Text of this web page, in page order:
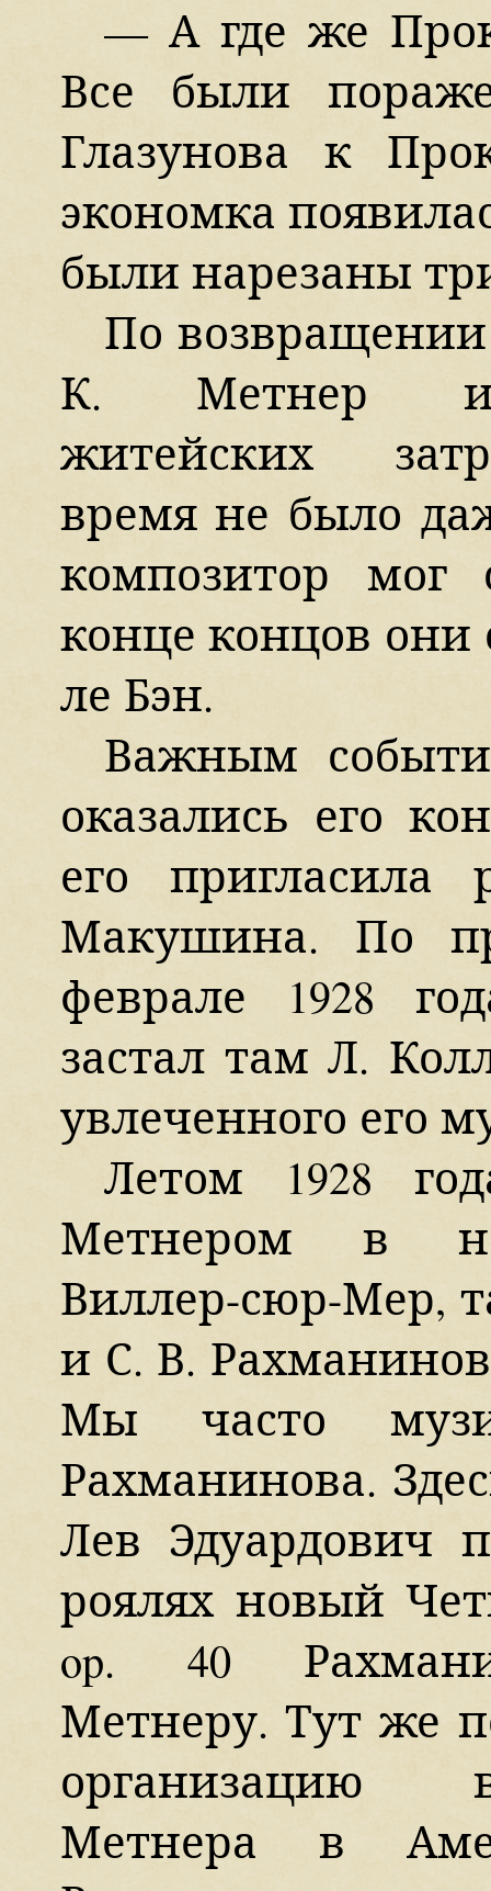
— А где же
Все были
Глазунова к
экономка
были нарезаны
По
К. Метнер
житейских
время не было
композитор мог
конце концов они
ле Бэн.
Важным
оказались его
его
Макушина. По
феврале 1928
застал там Л.
увлеченного его
Летом 1928
Метнером в
Виллер-сюр-Мер,
и С. В.
Мы часто
Рахманинова.
Лев Эдуардович
роялях новый
op. 40
Метнеру. Тут же
организацию
Метнера в